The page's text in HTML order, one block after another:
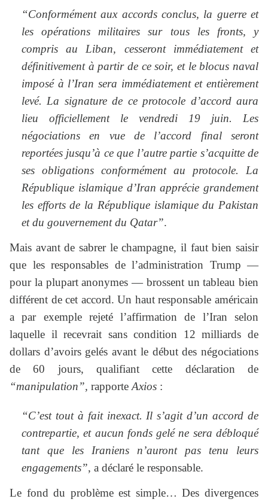
“Conformément aux accords conclus, la guerre et
les opérations militaires sur tous les fronts, y
compris au Liban, cesseront immédiatement et
définitivement à partir de ce soir, et le blocus naval
imposé à l’Iran sera immédiatement et entièrement
levé. La signature de ce protocole d’accord aura
lieu officiellement le vendredi 19 juin. Les
négociations en vue de l’accord final seront
reportées jusqu’à ce que l’autre partie s’acquitte de
ses obligations conformément au protocole. La
République islamique d’Iran apprécie grandement
les efforts de la République islamique du Pakistan
et du gouvernement du Qatar”.
Mais avant de sabrer le champagne, il faut bien saisir
que les responsables de l’administration Trump —
pour la plupart anonymes — brossent un tableau bien
différent de cet accord. Un haut responsable américain
a par exemple rejeté l’affirmation de l’Iran selon
laquelle il recevrait sans condition 12 milliards de
dollars d’avoirs gelés avant le début des négociations
de 60 jours, qualifiant cette déclaration de
“manipulation”, rapporte Axios :
“C’est tout à fait inexact. Il s’agit d’un accord de
contrepartie, et aucun fonds gelé ne sera débloqué
tant que les Iraniens n’auront pas tenu leurs
engagements”, a déclaré le responsable.
Le fond du problème est simple… Des divergences